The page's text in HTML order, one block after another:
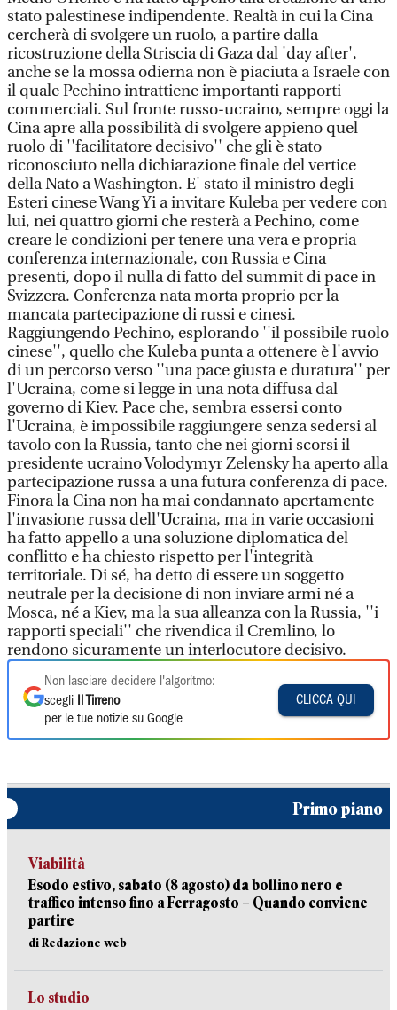
stato palestinese indipendente. Realtà in cui la Cina
cercherà di svolgere un ruolo, a partire dalla
ricostruzione della Striscia di Gaza dal 'day after',
anche se la mossa odierna non è piaciuta a Israele con
il quale Pechino intrattiene importanti rapporti
commerciali. Sul fronte russo-ucraino, sempre oggi la
Cina apre alla possibilità di svolgere appieno quel
ruolo di ''facilitatore decisivo'' che gli è stato
riconosciuto nella dichiarazione finale del vertice
della Nato a Washington. E' stato il ministro degli
Esteri cinese Wang Yi a invitare Kuleba per vedere con
lui, nei quattro giorni che resterà a Pechino, come
creare le condizioni per tenere una vera e propria
conferenza internazionale, con Russia e Cina
presenti, dopo il nulla di fatto del summit di pace in
Svizzera. Conferenza nata morta proprio per la
mancata partecipazione di russi e cinesi.
Raggiungendo Pechino, esplorando ''il possibile ruolo
cinese'', quello che Kuleba punta a ottenere è l'avvio
di un percorso verso ''una pace giusta e duratura'' per
l'Ucraina, come si legge in una nota diffusa dal
governo di Kiev. Pace che, sembra essersi conto
l'Ucraina, è impossibile raggiungere senza sedersi al
tavolo con la Russia, tanto che nei giorni scorsi il
presidente ucraino Volodymyr Zelensky ha aperto alla
partecipazione russa a una futura conferenza di pace.
Finora la Cina non ha mai condannato apertamente
l'invasione russa dell'Ucraina, ma in varie occasioni
ha fatto appello a una soluzione diplomatica del
conflitto e ha chiesto rispetto per l'integrità
territoriale. Di sé, ha detto di essere un soggetto
neutrale per la decisione di non inviare armi né a
Mosca, né a Kiev, ma la sua alleanza con la Russia, ''i
rapporti speciali'' che rivendica il Cremlino, lo
rendono sicuramente un interlocutore decisivo.
Non lasciare decidere l'algoritmo:
scegli
Il Tirreno
per le tue notizie su Google
CLICCA QUI
Primo piano
Viabilità
Esodo estivo, sabato (8 agosto) da bollino nero e
traffico intenso fino a Ferragosto – Quando conviene
partire
di Redazione web
Lo studio